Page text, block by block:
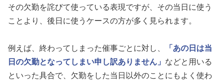
その欠勤を詫びて使っている表現ですが、その当日に使う
ことより、後日に使うケースの方が多く見られます。
例えば、終わってしまった催事ごとに対し、
「あの日は当
日の欠勤となってしまい申し訳ありません」 などと用いる
といった具合で、欠勤をした当日以外のことにもよく使わ